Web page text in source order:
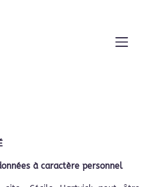
à caractère personnel